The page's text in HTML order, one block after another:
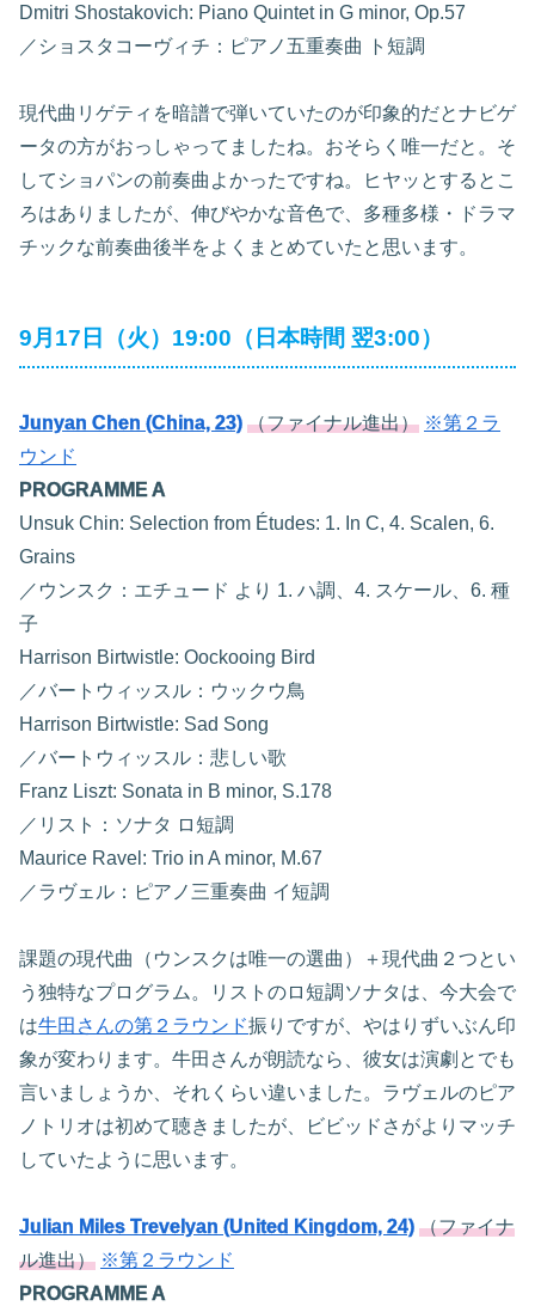
Dmitri Shostakovich: Piano Quintet in G minor, Op.57
／ショスタコーヴィチ：ピアノ五重奏曲 ト短調
現代曲リゲティを暗譜で弾いていたのが印象的だとナビゲ
ータの方がおっしゃってましたね。おそらく唯一だと。そ
してショパンの前奏曲よかったですね。ヒヤッとするとこ
ろはありましたが、伸びやかな音色で、多種多様・ドラマ
チックな前奏曲後半をよくまとめていたと思います。
9月17日（火）19:00（日本時間 翌3:00）
Junyan Chen (China, 23) （ファイナル進出） ※第２ラ
ウンド
PROGRAMME A
Unsuk Chin: Selection from Études: 1. In C, 4. Scalen, 6.
Grains
／ウンスク：エチュード より 1. ハ調、4. スケール、6. 種
子
Harrison Birtwistle: Oockooing Bird
／バートウィッスル：ウックウ鳥
Harrison Birtwistle: Sad Song
／バートウィッスル：悲しい歌
Franz Liszt: Sonata in B minor, S.178
／リスト：ソナタ ロ短調
Maurice Ravel: Trio in A minor, M.67
／ラヴェル：ピアノ三重奏曲 イ短調
課題の現代曲（ウンスクは唯一の選曲）＋現代曲２つとい
う独特なプログラム。リストのロ短調ソナタは、今大会で
は牛田さんの第２ラウンド振りですが、やはりずいぶん印
象が変わります。牛田さんが朗読なら、彼女は演劇とでも
言いましょうか、それくらい違いました。ラヴェルのピア
ノトリオは初めて聴きましたが、ビビッドさがよりマッチ
していたように思います。
Julian Miles Trevelyan (United Kingdom, 24) （ファイナ
ル進出） ※第２ラウンド
PROGRAMME A